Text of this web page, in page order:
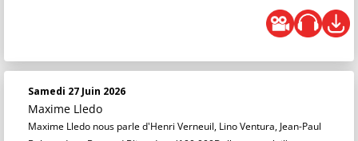
Samedi 27 Juin 2026
Maxime Lledo
Maxime Lledo nous parle d'Henri Verneuil, Lino Ventura, Jean-Paul